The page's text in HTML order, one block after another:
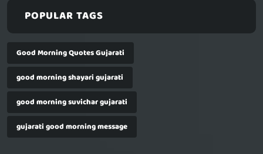
POPULAR TAGS
Good Morning Quotes Gujarati
good morning shayari gujarati
good morning suvichar gujarati
gujarati good morning message